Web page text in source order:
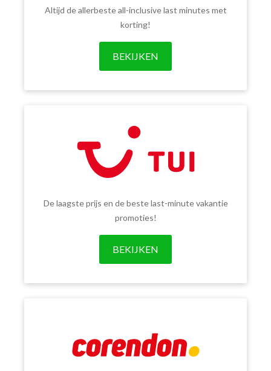
Altijd de allerbeste all-inclusive last minutes met
korting!
BEKIJKEN
De laagste prijs en de beste last-minute vakantie
promoties!
BEKIJKEN